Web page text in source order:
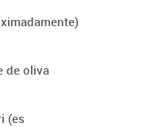
de oliva
(es